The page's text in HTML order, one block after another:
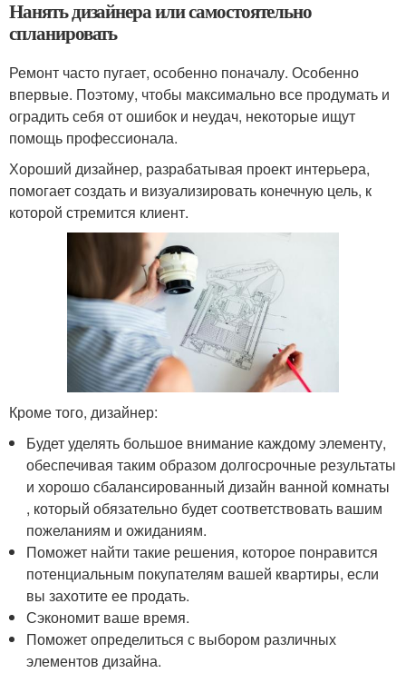
Нанять дизайнера или самостоятельно
спланировать
Ремонт часто пугает, особенно поначалу. Особенно
впервые. Поэтому, чтобы максимально все продумать и
оградить себя от ошибок и неудач, некоторые ищут
помощь профессионала.
Хороший дизайнер, разрабатывая проект интерьера,
помогает создать и визуализировать конечную цель, к
которой стремится клиент.
Кроме того, дизайнер:
Будет уделять большое внимание каждому элементу,
обеспечивая таким образом долгосрочные результаты
и хорошо сбалансированный дизайн ванной комнаты
, который обязательно будет соответствовать вашим
пожеланиям и ожиданиям.
Поможет найти такие решения, которое понравится
потенциальным покупателям вашей квартиры, если
вы захотите ее продать.
Сэкономит ваше время.
Поможет определиться с выбором различных
элементов дизайна.